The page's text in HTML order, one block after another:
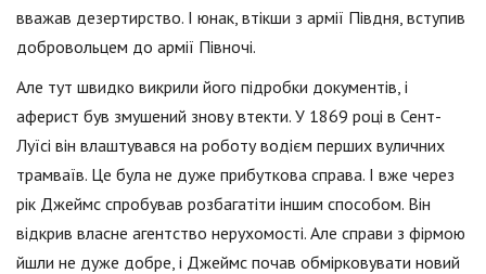
вважав дезертирство. І юнак, втікши з армії Півдня, вступив
добровольцем до армії Півночі.
Але тут швидко викрили його підробки документів, і
аферист був змушений знову втекти. У 1869 році в Сент-
Луїсі він влаштувався на роботу водієм перших вуличних
трамваїв. Це була не дуже прибуткова справа. І вже через
рік Джеймс спробував розбагатіти іншим способом. Він
відкрив власне агентство нерухомості. Але справи з фірмою
йшли не дуже добре, і Джеймс почав обмірковувати новий